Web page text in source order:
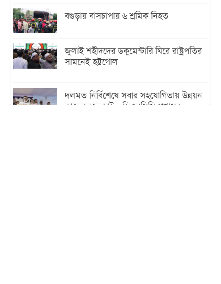
বগুড়ায় বাসচাপায় ৬ শ্রমিক নিহত
জুলাই শহীদদের ডকুমেন্টারি ঘিরে রাষ্ট্রপতির
সামনেই হট্টগোল
দলমত নির্বিশেষে সবার সহযোগিতায় উন্নয়ন
কাজ করতে চাই : ডিএনসিসি প্রশাসক